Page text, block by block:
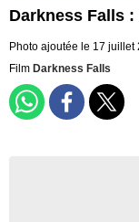
Darkness Falls :
Photo ajoutée le 17 juillet
Film Darkness Falls